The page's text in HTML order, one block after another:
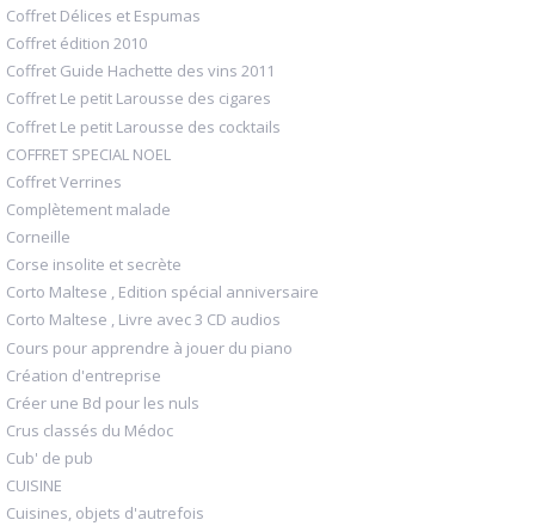
Coffret Délices et Espumas
Coffret édition 2010
Coffret Guide Hachette des vins 2011
Coffret Le petit Larousse des cigares
Coffret Le petit Larousse des cocktails
COFFRET SPECIAL NOEL
Coffret Verrines
Complètement malade
Corneille
Corse insolite et secrète
Corto Maltese , Edition spécial anniversaire
Corto Maltese , Livre avec 3 CD audios
Cours pour apprendre à jouer du piano
Création d'entreprise
Créer une Bd pour les nuls
Crus classés du Médoc
Cub' de pub
CUISINE
Cuisines, objets d'autrefois